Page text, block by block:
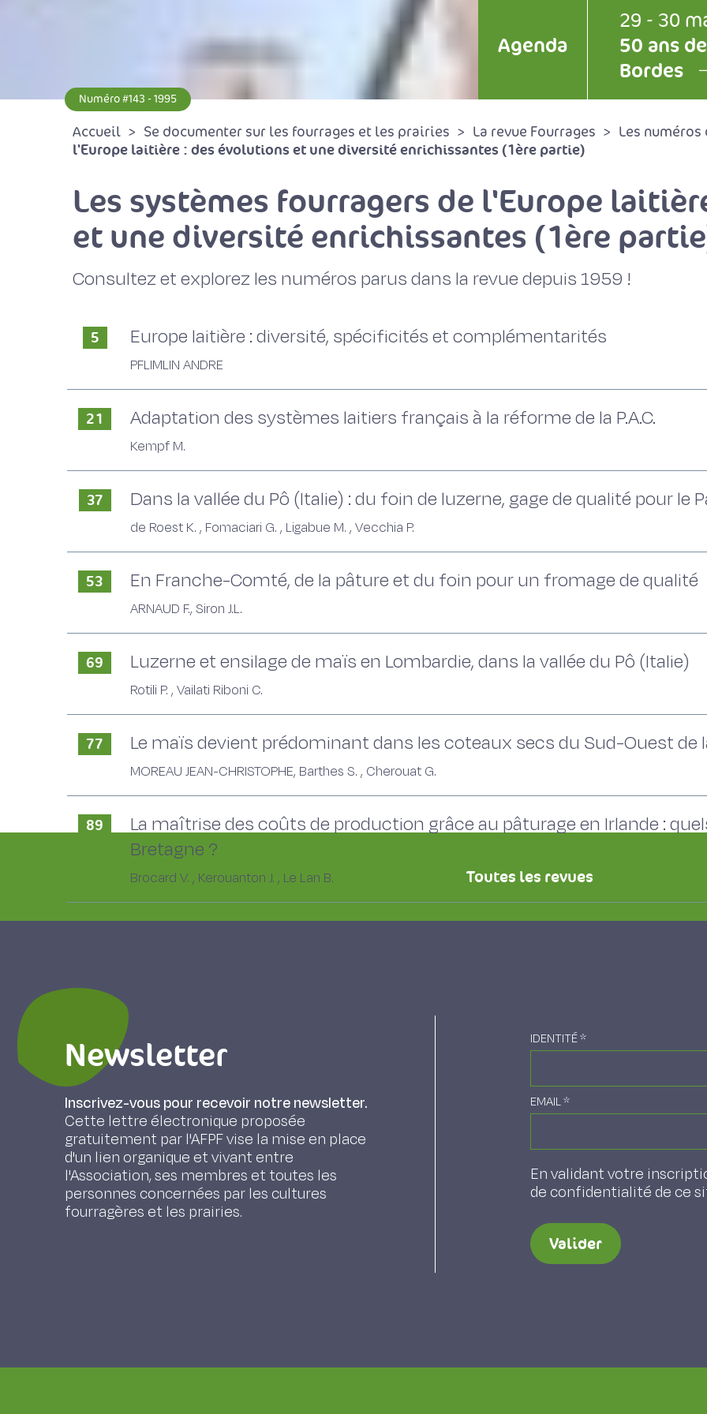
Agenda
29 - 30
50 ans
Bordes
Numéro #143 - 1995
Accueil Se documenter sur les fourrages et les prairies La revue Fourrages Les numéros
l'Europe laitière : des évolutions et une diversité enrichissantes (1ère partie)
Les systèmes fourragers de l'Europe
et une diversité enrichissantes (1ère
Consultez et explorez les numéros parus dans la revue depuis 1959 !
5 Europe laitière : diversité, spécificités et complémentarités
PFLIMLIN ANDRE
21 Adaptation des systèmes laitiers français à la réforme de la P.A.C.
Kempf M.
37 Dans la vallée du Pô (Italie) : du foin de luzerne, gage de qualité pour le
de Roest K. , Fomaciari G. , Ligabue M. , Vecchia P.
53 En Franche-Comté, de la pâture et du foin pour un fromage de qualité
ARNAUD F., Siron J.L.
69 Luzerne et ensilage de maïs en Lombardie, dans la vallée du Pô (Italie)
Rotili P. , Vailati Riboni C.
77 Le maïs devient prédominant dans les coteaux secs du Sud-Ouest de
MOREAU JEAN-CHRISTOPHE, Barthes S. , Cherouat G.
89
La maîtrise des coûts de production grâce au pâturage en Irlande :
Bretagne ?
Brocard V. , Kerouanton J. , Le Lan B. Toutes les revues
Newsletter
Inscrivez-vous pour recevoir notre newsletter.
Cette lettre électronique proposée
gratuitement par l'AFPF vise la mise en place
d'un lien organique et vivant entre
l'Association, ses membres et toutes les
personnes concernées par les cultures
fourragères et les prairies.
IDENTITÉ*
EMAIL*
En validant votre
de confidentialité de ce
Valider